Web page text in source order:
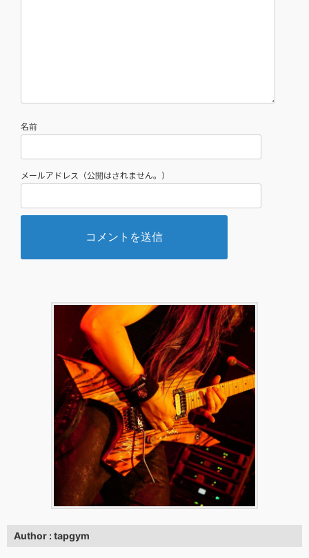
名前
メールアドレス（公開はされません。）
Author : tapgym